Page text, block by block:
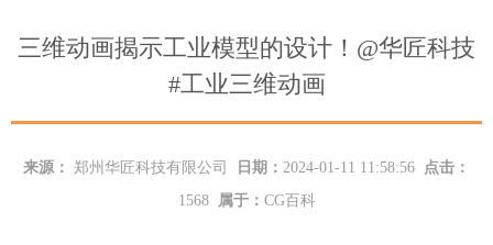
三维动画揭示工业模型的设计！@华匠科技
#工业三维动画
来源： 郑州华匠科技有限公司 日期： 2024-01-11 11:58:56
点击：
1568
属于： CG百科